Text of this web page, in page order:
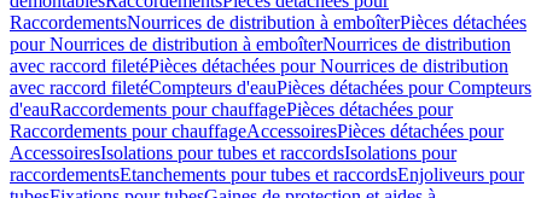
RaccordementsNourrices de distribution à emboîterPièces détachées
pour Nourrices de distribution à emboîterNourrices de distribution
avec raccord filetéPièces détachées pour Nourrices de distribution
avec raccord filetéCompteurs d'eauPièces détachées pour Compteurs
d'eauRaccordements pour chauffagePièces détachées pour
Raccordements pour chauffageAccessoiresPièces détachées pour
AccessoiresIsolations pour tubes et raccordsIsolations pour
raccordementsEtanchements pour tubes et raccordsEnjoliveurs pour